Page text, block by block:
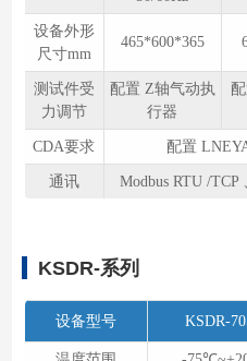
设备外形
尺⼨mm
465*600*365
测试件受
⼒调节
配置 Z轴气动执
行器
CDA要求 配置
通讯 Modbus RTU /
KSDR-系列
设备型号 KSDR-